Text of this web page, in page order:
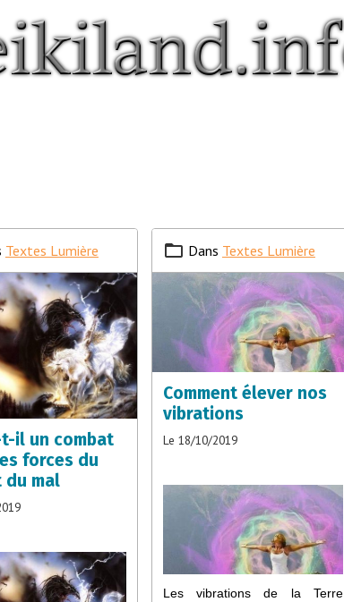
Textes Lumière
il un combat
forces du
du mal
Dans Textes Lumière
Comment élever nos
vibrations
Le 18/10/2019
Les vibrations de la Terre